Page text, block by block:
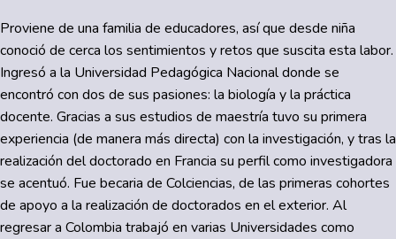
Proviene de una familia de educadores, así que desde niña
conoció de cerca los sentimientos y retos que suscita esta labor.
Ingresó a la Universidad Pedagógica Nacional donde se
encontró con dos de sus pasiones: la biología y la práctica
docente. Gracias a sus estudios de maestría tuvo su primera
experiencia (de manera más directa) con la investigación, y tras la
realización del doctorado en Francia su perfil como investigadora
se acentuó. Fue becaria de Colciencias, de las primeras cohortes
de apoyo a la realización de doctorados en el exterior. Al
regresar a Colombia trabajó en varias Universidades como